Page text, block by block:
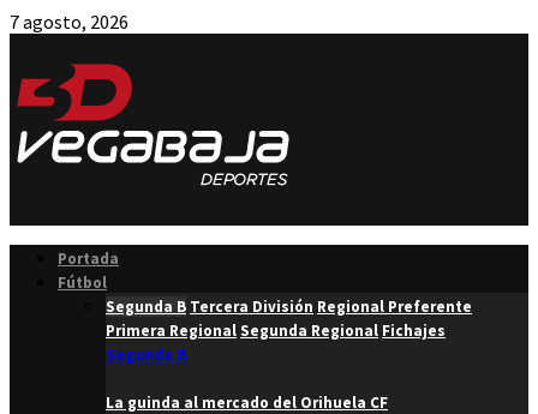
7 agosto, 2026
Portada
Fútbol
Segunda B Tercera División Regional Preferente
Primera RegionalSegunda Regional Fichajes
Segunda B
La guinda al mercado del Orihuela CF